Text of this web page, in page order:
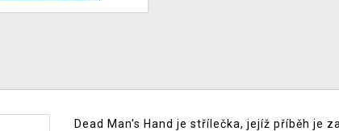
Dead Man's Hand je střílečka, jejíž příběh je